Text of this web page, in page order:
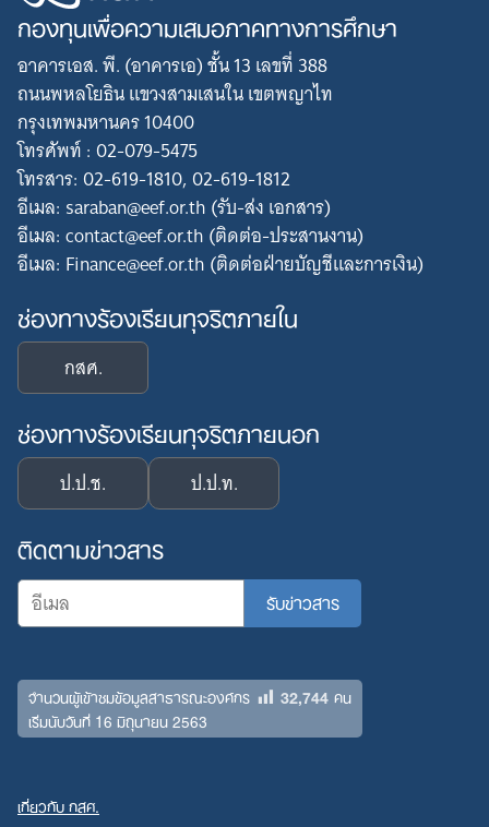
กองทุนเพื่อความเสมอภาคทางการศึกษา
อาคารเอส. พี. (อาคารเอ) ชั้น 13 เลขที่ 388
ถนนพหลโยธิน แขวงสามเสนใน เขตพญาไท
กรุงเทพมหานคร 10400
โทรศัพท์ : 02-079-5475
โทรสาร: 02-619-1810, 02-619-1812
อีเมล: saraban@eef.or.th (รับ-ส่ง เอกสาร)
อีเมล: contact@eef.or.th (ติดต่อ-ประสานงาน)
อีเมล: Finance@eef.or.th (ติดต่อฝ่ายบัญชีและการเงิน)
ช่องทางร้องเรียนทุจริตภายใน
กสศ.
ช่องทางร้องเรียนทุจริตภายนอก
ป.ป.ช. ป.ป.ท.
ติดตามข่าวสาร
จำนวนผู้เข้าชมข้อมูลสาธารณะองค์กร 32,744คน
เริ่มนับวันที่ 16 มิถุนายน 2563
เกี่ยวกับ กสศ.